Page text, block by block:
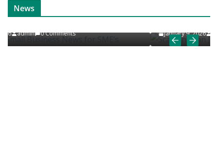
News
Scandinavian Job News & Career Articles
January 9, 2026 admin 0 Comments